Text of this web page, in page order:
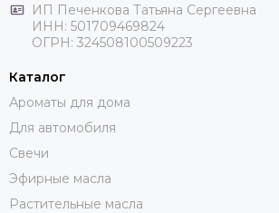
ИП Печенкова Татьяна Сергеевна
ИНН: 501709469824
ОГРН: 324508100509223
Каталог
Ароматы для дома
Для автомобиля
Свечи
Эфирные масла
Растительные масла